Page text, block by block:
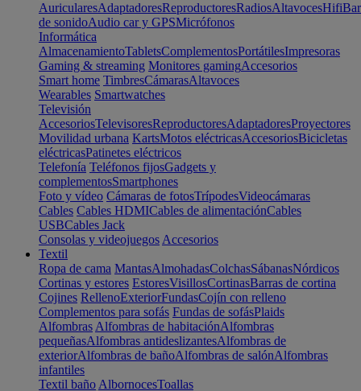
AuricularesAdaptadoresReproductoresRadiosAltavocesHifi
de sonidoAudio car y GPSMicrófonos
Informática
AlmacenamientoTabletsComplementosPortátilesImpresoras
Gaming & streaming Monitores gamingAccesorios
Smart home TimbresCámarasAltavoces
Wearables Smartwatches
Televisión
AccesoriosTelevisoresReproductoresAdaptadoresProyectores
Movilidad urbana KartsMotos eléctricasAccesoriosBicicletas
eléctricasPatinetes eléctricos
Telefonía Teléfonos fijosGadgets y
complementosSmartphones
Foto y vídeo Cámaras de fotosTrípodesVideocámaras
Cables Cables HDMICables de alimentaciónCables
USBCables Jack
Consolas y videojuegos Accesorios
Textil
Ropa de cama MantasAlmohadasColchasSábanasNórdicos
Cortinas y estores EstoresVisillosCortinasBarras de cortina
Cojines RellenoExteriorFundasCojín con relleno
Complementos para sofás Fundas de sofásPlaids
Alfombras Alfombras de habitaciónAlfombras
pequeñasAlfombras antideslizantesAlfombras de
exteriorAlfombras de bañoAlfombras de salónAlfombras
infantiles
Textil baño AlbornocesToallas